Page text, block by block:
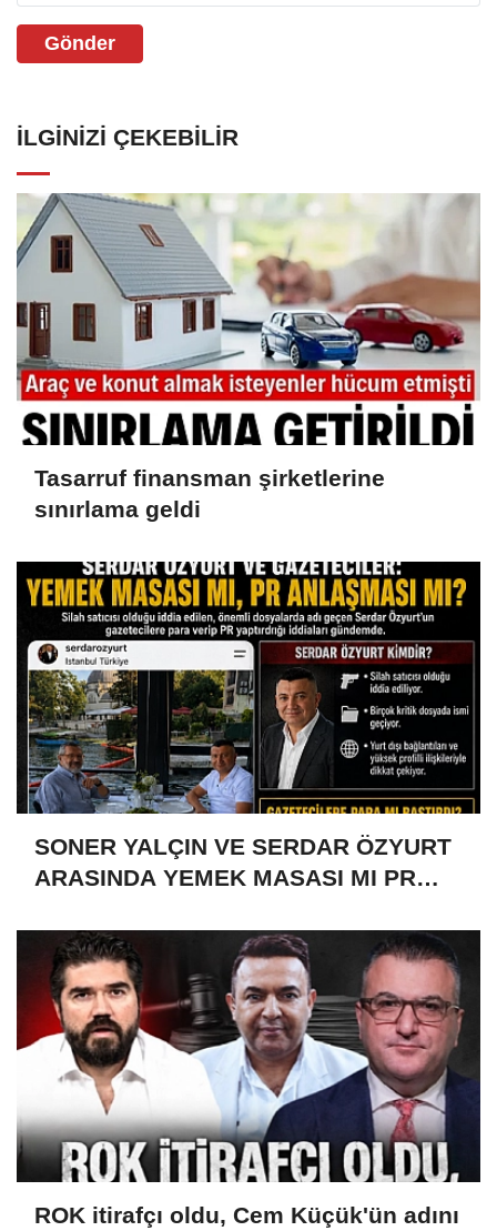
Gönder
İLGINIZI ÇEKEBILIR
Tasarruf finansman şirketlerine
sınırlama geldi
SONER YALÇIN VE SERDAR ÖZYURT
ARASINDA YEMEK MASASI MI PR
ROK itirafçı oldu, Cem Küçük'ün adını